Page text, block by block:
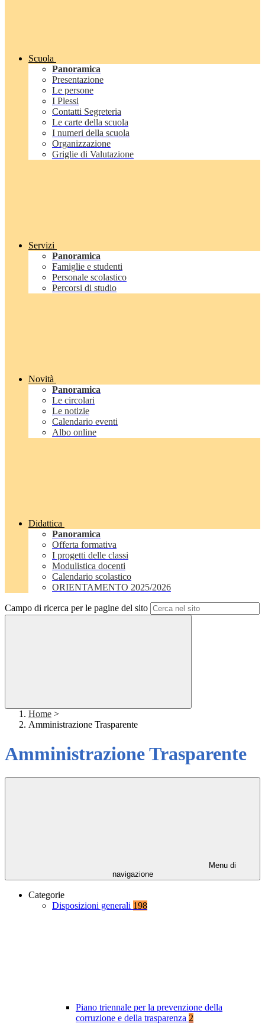
Scuola
Panoramica
Presentazione
Le persone
I Plessi
Contatti Segreteria
Le carte della scuola
I numeri della scuola
Organizzazione
Griglie di Valutazione
Servizi
Panoramica
Famiglie e studenti
Personale scolastico
Percorsi di studio
Novità
Panoramica
Le circolari
Le notizie
Calendario eventi
Albo online
Didattica
Panoramica
Offerta formativa
I progetti delle classi
Modulistica docenti
Calendario scolastico
ORIENTAMENTO 2025/2026
Campo di ricerca per le pagine del sito
Home >
Amministrazione Trasparente
Amministrazione Trasparente
Menu di
navigazione
Categorie
Disposizioni generali 198
Piano triennale per la prevenzione della
corruzione e della trasparenza 2